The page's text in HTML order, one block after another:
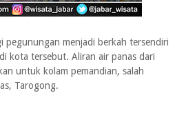
pegunungan menjadi berkah tersendiri
kota tersebut. Aliran air panas dari
untuk kolam pemandian, salah
Tarogong.